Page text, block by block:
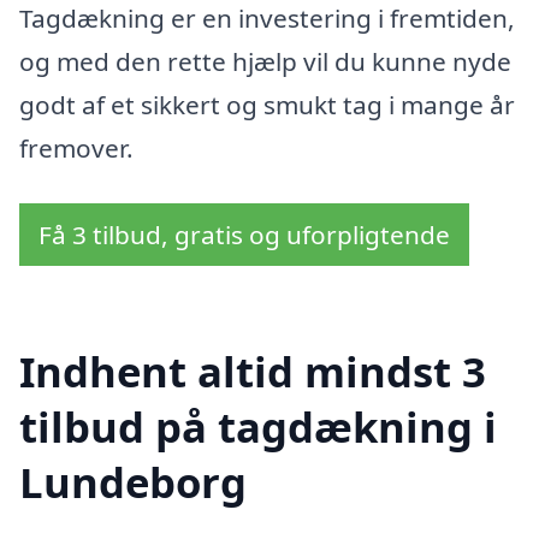
Tagdækning er en investering i fremtiden,
og med den rette hjælp vil du kunne nyde
godt af et sikkert og smukt tag i mange år
fremover.
Få 3 tilbud, gratis og uforpligtende
Indhent altid mindst 3
tilbud på tagdækning i
Lundeborg